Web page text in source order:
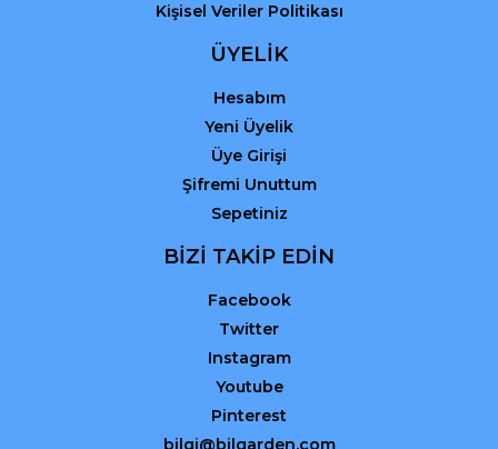
Kişisel Veriler Politikası
ÜYELİK
Hesabım
Yeni Üyelik
Üye Girişi
Şifremi Unuttum
Sepetiniz
BİZİ TAKİP EDİN
Facebook
Twitter
Instagram
Youtube
Pinterest
bilgi@bilgarden.com